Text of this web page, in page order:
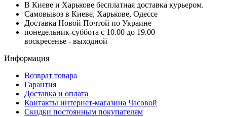
В Киеве и Харькове бесплатная доставка курьером.
Самовывоз в Киеве, Харькове, Одессе
Доставка Новой Почтой по Украине
понедельник-суббота с 10.00 до 19.00
воскресенье - выходной
Информация
Возврат товара
Гарантия
Доставка и оплата
Контакты интернет-магазина Часовой
Скидки постоянным покупателям